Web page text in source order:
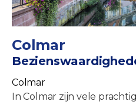
Colmar
Colmar
In Colmar zijn vele